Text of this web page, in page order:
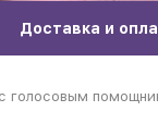
Доставка и
с голосовым